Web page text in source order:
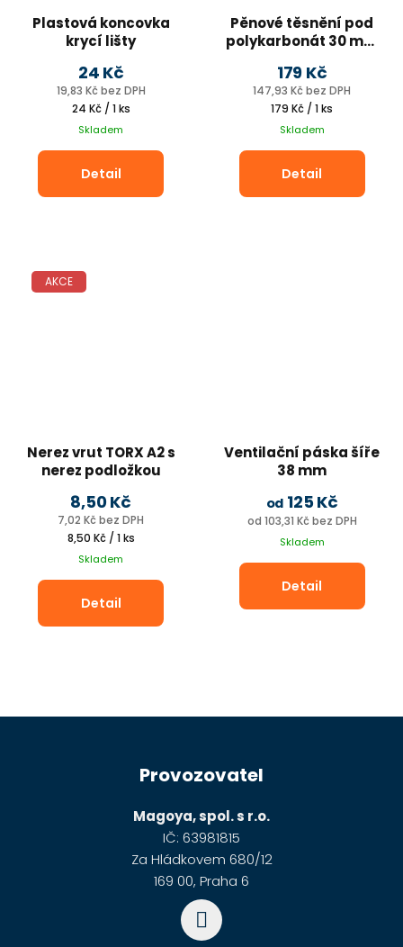
Plastová koncovka
krycí lišty
19,83 Kč bez DPH
24 Kč
Měrná
cena:
24 Kč / 1 ks
Skladem
Detail
Pěnové těsnění pod
polykarbonát 30 mm
147,93 Kč bez DPH
179 Kč
Měrná
cena:
179 Kč / 1 ks
Skladem
Detail
AKCE
Nerez vrut TORX A2 s
nerez podložkou
7,02 Kč bez DPH
8,50 Kč
Měrná
cena:
8,50 Kč / 1 ks
Skladem
Detail
Ventilační páska šíře
38 mm
od 103,31 Kč bez DPH
od 125 Kč
Skladem
Detail
Provozovatel
Magoya, spol. s r.o.
IČ: 63981815
Za Hládkovem 680/12
169 00, Praha 6